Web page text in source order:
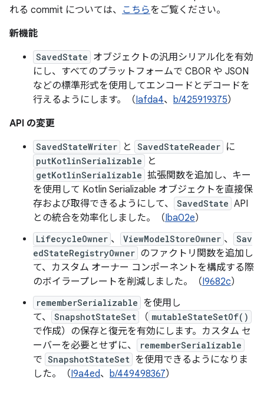
れる commit については、 こちらをご覧ください。
新機能
SavedState オブジェクトの汎用シリアル化を有効
にし、すべてのプラットフォームで CBOR や JSON
などの標準形式を使用してエンコードとデコードを
行えるようにします。（Iafda4、 b/425919375）
API の変更
SavedStateWriter と SavedStateReader に
putKotlinSerializable と
getKotlinSerializable 拡張関数を追加し、キー
を使用して Kotlin Serializable オブジェクトを直接保
存および取得できるようにして、
SavedState API
との統合を効率化しました。（Iba02e）
LifecycleOwner 、 ViewModelStoreOwner 、
Sav
edStateRegistryOwner のファクトリ関数を追加し
て、カスタム オーナー コンポーネントを構成する際
のボイラープレートを削減しました。（I9682c）
rememberSerializable を使用し
て、
SnapshotStateSet （ mutableStateSetOf()
で作成）の保存と復元を有効にします。カスタム セ
ーバーを必要とせずに、
rememberSerializable
で SnapshotStateSet を使用できるようになりま
した。（I9a4ed、 b/449498367）